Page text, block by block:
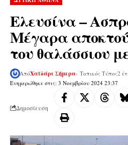
Ελευσίνα –
Μέγαρα
του θαλάσσιου
Ενημερώθηκε στις: 3 Νοεμβρίου 2024 23:37
ΑπόΧαϊδάρι Σήμερα- Τοπικός Τύπος2
Δημοσίευση